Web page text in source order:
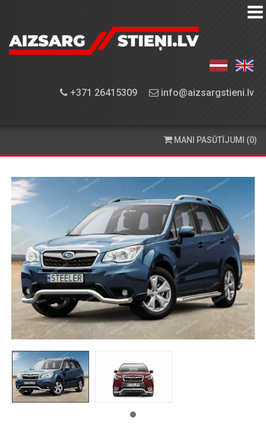
+371 26415309 info@aizsargstieni.lv
AIZSARGSTIEŅU
APRĪKOJUMA
PIEGĀDE
KONTAKTINFORMĀCIJA
MANI PASŪTĪJUMI (0)